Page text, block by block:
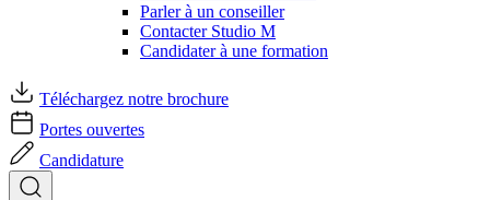
Parler à un conseiller
Contacter Studio M
Candidater à une formation
Téléchargez notre brochure
Portes ouvertes
Candidature